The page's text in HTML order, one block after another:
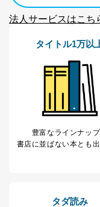
2 いただいた方の
当社カスタマー
Aサービス利用者
人情報
法人サービスはこち
タイトル1万以
豊富なラインナッ
書店に並ばない本とも
タダ読み